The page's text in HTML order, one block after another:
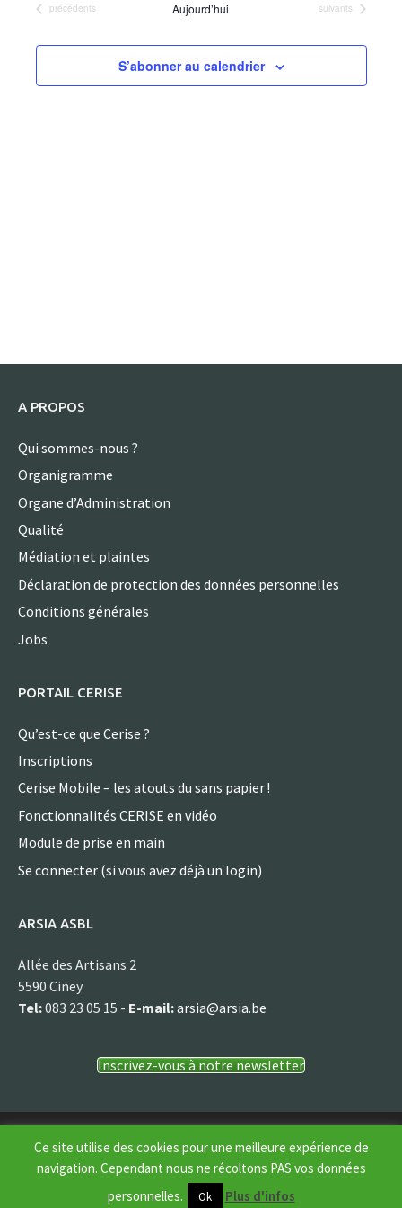
de
Évènements
date.
Évènements
précédents Aujourd’hui Évènements
suivants
S’abonner au calendrier
A PROPOS
Qui sommes-nous ?
Organigramme
Organe d’Administration
Qualité
Médiation et plaintes
Déclaration de protection des données personnelles
Conditions générales
Jobs
PORTAIL CERISE
Qu’est-ce que Cerise ?
Inscriptions
Cerise Mobile – les atouts du sans papier !
Fonctionnalités CERISE en vidéo
Module de prise en main
Se connecter (si vous avez déjà un login)
ARSIA ASBL
Allée des Artisans 2
5590 Ciney
Tel:083 23 05 15 - E-mail:arsia@arsia.be
Inscrivez-vous à notre newsletter
Ce site utilise des cookies pour une meilleure expérience de
navigation. Cependant nous ne récoltons PAS vos données
personnelles.
Ok Plus d'infos